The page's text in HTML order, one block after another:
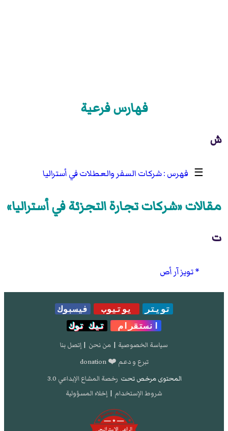
فهارس فرعية
ش
☰ شركات السفر والعطلات في أستراليا
مقالات «شركات تجارة التجزئة في أستراليا»
ت
تويز آر أص
تويتر يوتيوب
فيسبوك
انستقرام
تيك توك
سياسة الخصوصية | من نحن | إتصل بنا
تبرع و دعم ❤️ donation
المحتوى مرخص تحت رخصة المشاع الإبداعي 3.0
شروط الإستخدام | إخلاء المسؤولية